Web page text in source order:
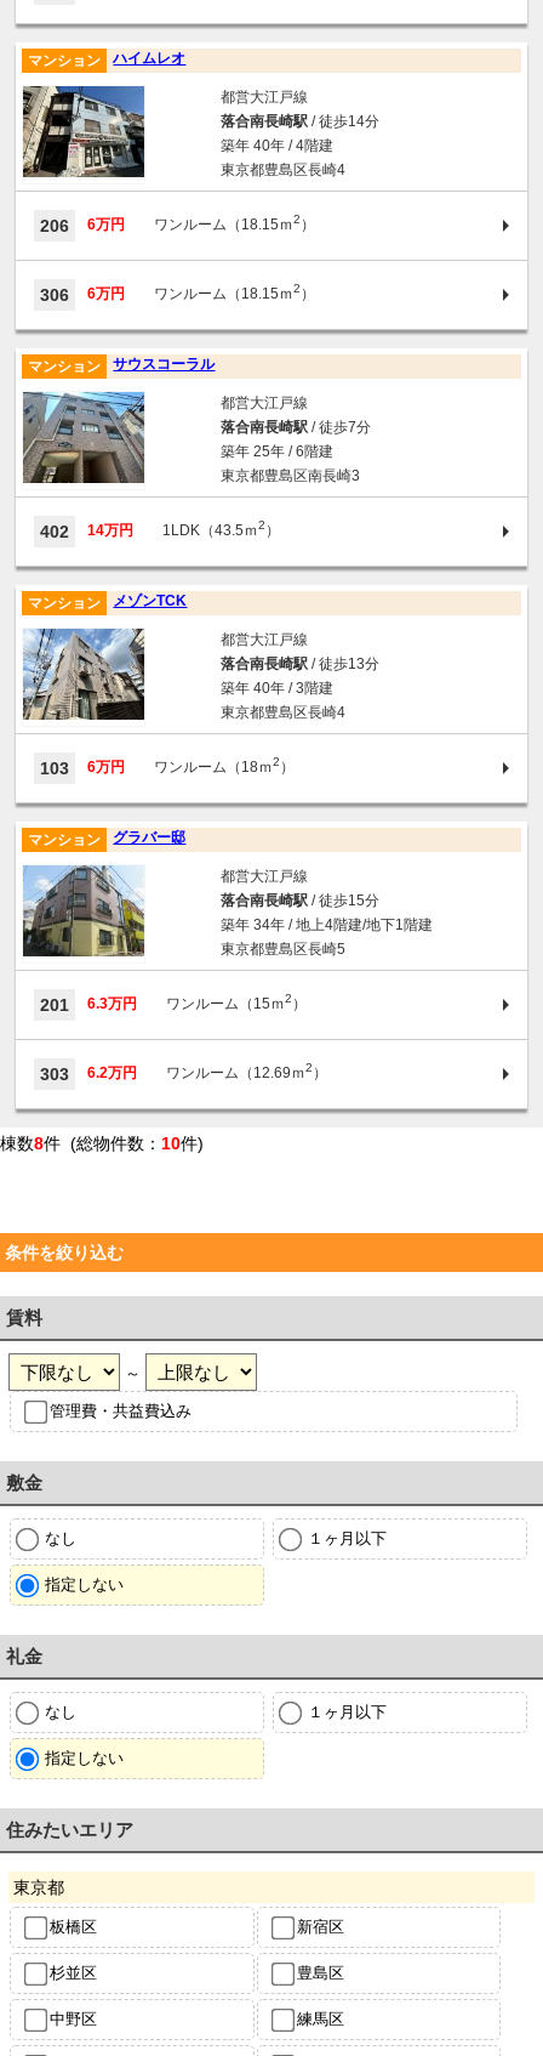
ハイムレオ
マンション
都営大江戸線
落合南長崎駅/ 徒歩14分
築年 40年 / 4階建
東京都豊島区長崎4
206 6万円 ワンルーム（18.15ｍ2 ）
306 6万円 ワンルーム（18.15ｍ2 ）
サウスコーラル
マンション
都営大江戸線
落合南長崎駅/ 徒歩7分
築年 25年 / 6階建
東京都豊島区南長崎3
402 14万円 1LDK（43.5ｍ2 ）
メゾンTCK
マンション
都営大江戸線
落合南長崎駅/ 徒歩13分
築年 40年 / 3階建
東京都豊島区長崎4
103 6万円 ワンルーム（18ｍ2 ）
グラバー邸
マンション
都営大江戸線
落合南長崎駅/ 徒歩15分
築年 34年 / 地上4階建/地下1階建
東京都豊島区長崎5
201 6.3万円 ワンルーム（15ｍ2 ）
303 6.2万円 ワンルーム（12.69ｍ2 ）
棟数8件 (総物件数： 10件)
条件を絞り込む
賃料
～
管理費・共益費込み
敷金
なし １ヶ月以下
指定しない
礼金
なし １ヶ月以下
指定しない
住みたいエリア
東京都
板橋区 新宿区
杉並区 豊島区
中野区 練馬区